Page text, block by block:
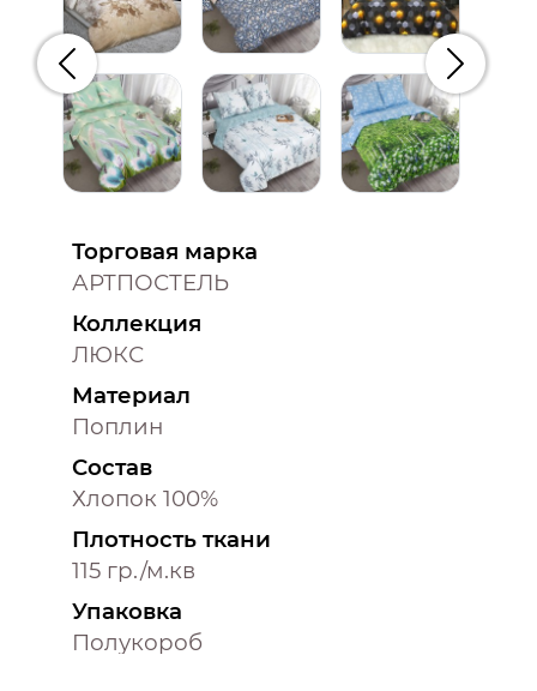
Предыдущий
Торговая марка
АРТПОСТЕЛЬ
Коллекция
ЛЮКС
Материал
Поплин
Состав
Хлопок 100%
Плотность ткани
115 гр./м.кв
Упаковка
Полукороб